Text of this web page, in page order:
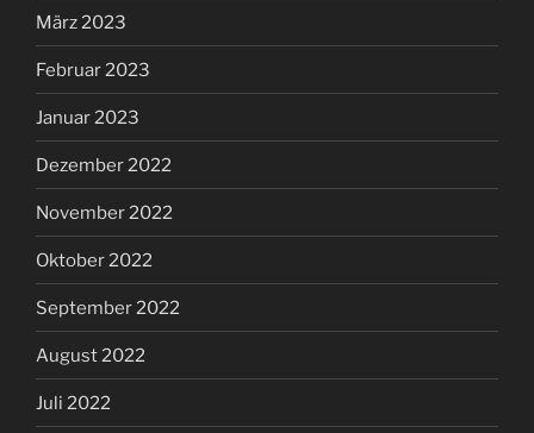
März 2023
Februar 2023
Januar 2023
Dezember 2022
November 2022
Oktober 2022
September 2022
August 2022
Juli 2022